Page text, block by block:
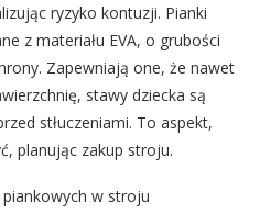
ryzyko kontuzji. Pianki
z materiału EVA, o grubości
Zapewniają one, że nawet
stawy dziecka są
stłuczeniami. To aspekt,
planując zakup stroju.
w stroju